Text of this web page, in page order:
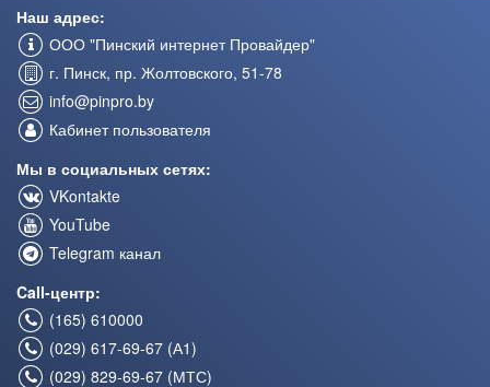
Наш адрес:
ООО "Пинский интернет Провайдер"
г. Пинск, пр. Жолтовского, 51-78
info@pinpro.by
Кабинет пользователя
Мы в социальных сетях:
VKontakte
YouTube
Telegram канал
Call-центр:
(165) 610000
(029) 617-69-67 (А1)
(029) 829-69-67 (МТС)